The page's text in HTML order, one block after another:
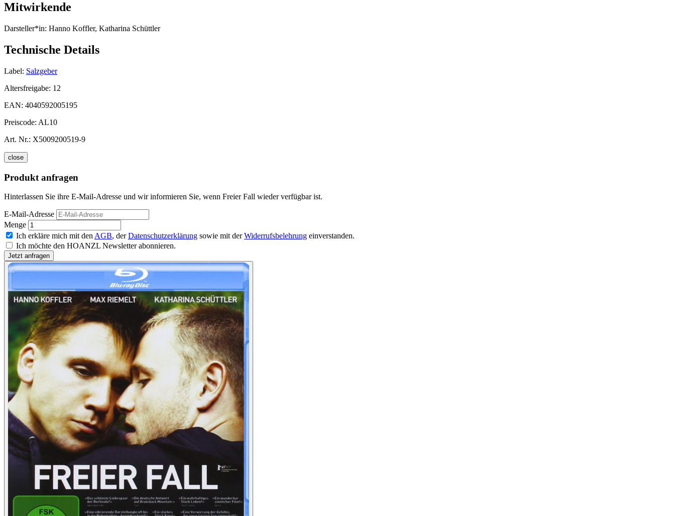
Mitwirkende
Darsteller*in: Hanno Koffler, Katharina Schüttler
Technische Details
Label: Salzgeber
Altersfreigabe: 12
EAN: 4040592005195
Preiscode: AL10
Art. Nr.: X5009200519-9
close
Produkt anfragen
Hinterlassen Sie ihre E-Mail-Adresse und wir informieren Sie, wenn Freier Fall wieder verfügbar ist.
E-Mail-Adresse
Menge
Ich erkläre mich mit den AGB, derDatenschutzerklärung sowie mit derWiderrufsbelehrung einverstanden.
Ich möchte den HOANZL Newsletter abonnieren.